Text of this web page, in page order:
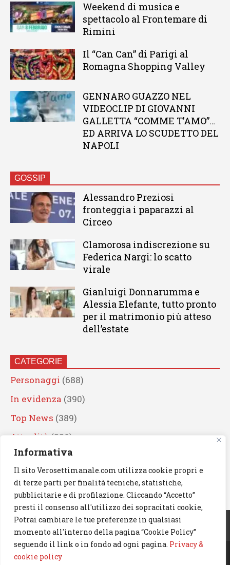
Informativa
Il sito Verosettimanale.com utilizza cookie propri e
di terze parti per finalità tecniche, statistiche,
pubblicitarie e di profilazione. Cliccando “Accetto”
presti il consenso all'utilizzo dei sopracitati cookie,
Potrai cambiare le tue preferenze in qualsiasi
momento all'interno della pagina “Cookie Policy”
seguendo il link o in fondo ad ogni pagina. Privacy &
cookie policy
Weekend di musica e
spettacolo al Frontemare di
Rimini
Il “Can Can” di Parigi al
Romagna Shopping Valley
GENNARO GUAZZO NEL
VIDEOCLIP DI GIOVANNI
GALLETTA “COMME T’AMO”…
ED ARRIVA LO SCUDETTO DEL
NAPOLI
GOSSIP
Alessandro Preziosi
fronteggia i paparazzi al
Circeo
Clamorosa indiscrezione su
Federica Nargi: lo scatto
virale
Gianluigi Donnarumma e
Alessia Elefante, tutto pronto
per il matrimonio più atteso
dell’estate
CATEGORIE
Personaggi (688)
In evidenza (390)
Top News (389)
Attualità (336)
Eventi(330)
Artisti (241)
News(238)
Cerca
© 2023 Verosettimanale.com. All rights reserved.